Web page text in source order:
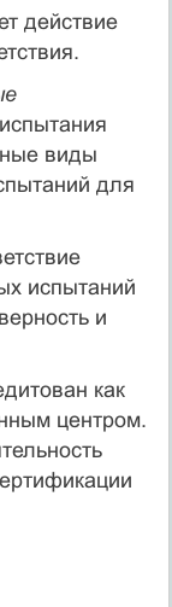
действие
виды
для
испытаний
и
как
центром.